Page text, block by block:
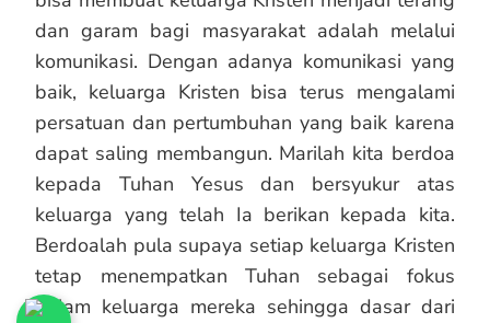
dan garam bagi masyarakat adalah melalui
komunikasi. Dengan adanya komunikasi yang
baik, keluarga Kristen bisa terus mengalami
persatuan dan pertumbuhan yang baik karena
dapat saling membangun. Marilah kita berdoa
kepada Tuhan Yesus dan bersyukur atas
keluarga yang telah Ia berikan kepada kita.
Berdoalah pula supaya setiap keluarga Kristen
tetap menempatkan Tuhan sebagai fokus
dalam keluarga mereka sehingga dasar dari